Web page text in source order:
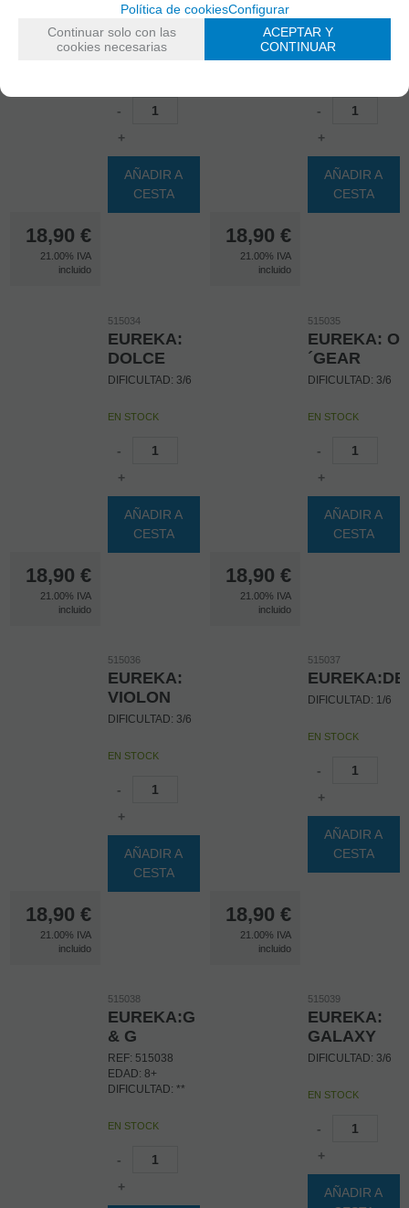
18,90 €
21.00% IVA
incluido
STAR
DIFICULTAD: 3/6
-
+
AÑADIR A
CESTA
18,90 €
21.00% IVA
incluido
& S
DIFICULTAD: 3/6
-
+
AÑADIR A
CESTA
18,90 €
21.00% IVA
incluido
515034
EUREKA:
DOLCE
DIFICULTAD: 3/6
EN STOCK
-
+
AÑADIR A
CESTA
18,90 €
21.00% IVA
incluido
515035
EUREKA: O
´GEAR
DIFICULTAD: 3/6
EN STOCK
-
+
AÑADIR A
CESTA
18,90 €
21.00% IVA
incluido
515036
EUREKA:
VIOLON
DIFICULTAD: 3/6
EN STOCK
-
+
AÑADIR A
CESTA
18,90 €
21.00% IVA
incluido
515037
DIFICULTAD: 1/6
EN STOCK
-
+
AÑADIR A
CESTA
515038
EUREKA:G
& G
REF: 515038
EDAD: 8+
DIFICULTAD: **
EN STOCK
-
+
515039
EUREKA:
GALAXY
DIFICULTAD: 3/6
EN STOCK
-
+
AÑADIR A
Política de cookiesConfigurar
Continuar solo con las
cookies necesarias
ACEPTAR Y
CONTINUAR